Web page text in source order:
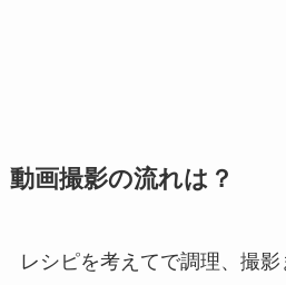
動画撮影の流れは？
レシピを考えてで調理、撮